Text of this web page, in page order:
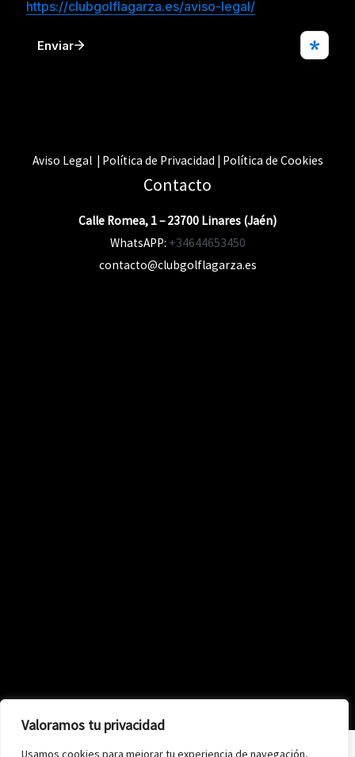
Valoramos tu privacidad
Usamos cookies para mejorar tu experiencia de navegación,
Aviso Legal | Política de Privacidad | Política de Cookies
Contacto
Calle Romea, 1 – 23700 Linares (Jaén)
WhatsAPP: +34644653450
contacto@clubgolflagarza.es